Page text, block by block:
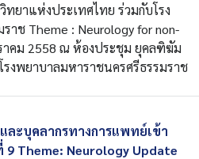
ยาแห่งประเทศไทย ร่วมกับโรง
าช Theme : Neurology for non-
าคม 2558 ณ ห้องประชุม ยุคลฑิฆัม
งพยาบาลมหาราชนครศรีธรรมราช
ะบุคลากรทางการแพทย์เข้า
9 Theme: Neurology Update